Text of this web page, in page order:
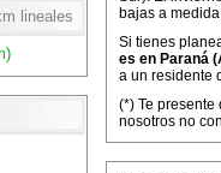
lineales
bajas a
Si tienes
es en Paraná
a un residente
(*) Te
nosotros no